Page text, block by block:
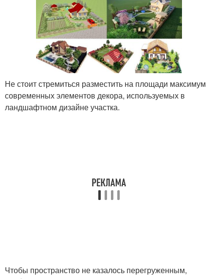
Не стоит стремиться разместить на площади максимум
современных элементов декора, используемых в
ландшафтном дизайне участка.
Чтобы пространство не казалось перегруженным,